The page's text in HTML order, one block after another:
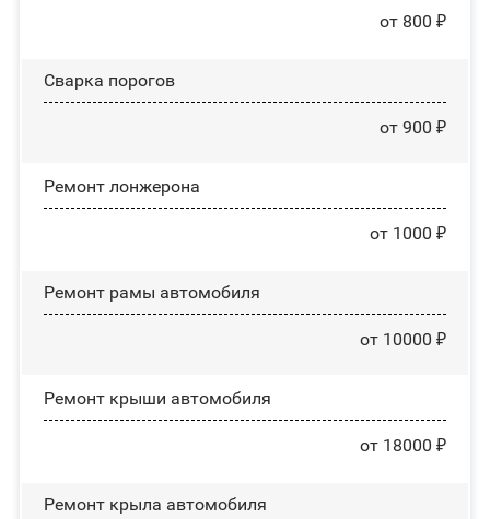
от 800 ₽
Сварка порогов
от 900 ₽
Ремонт лонжерона
от 1000 ₽
Ремонт рамы автомобиля
от 10000 ₽
Ремонт крыши автомобиля
от 18000 ₽
Ремонт крыла автомобиля